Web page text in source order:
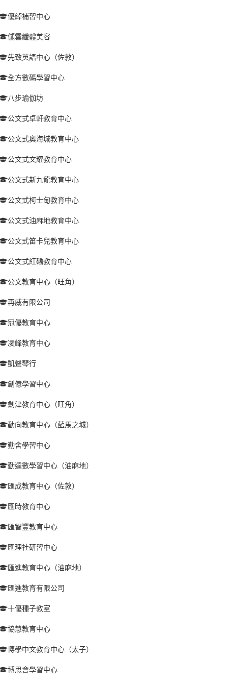
優綽補習中心
儷雲纖體美容
先致英語中心（佐敦）
全方數碼學習中心
八步瑜伽坊
公文式卓軒教育中心
公文式奧海城教育中心
公文式文耀教育中心
公文式新九龍教育中心
公文式柯士甸教育中心
公文式油麻地教育中心
公文式笛卡兒教育中心
公文式紅磡教育中心
公文教育中心（旺角）
再威有限公司
冠優教育中心
凌峰教育中心
凱聲琴行
創億學習中心
劍津教育中心（旺角）
動向教育中心（藍馬之城）
勤舍學習中心
勤達數學習中心（油麻地）
匯成教育中心（佐敦）
匯時教育中心
匯智豐教育中心
匯理社研習中心
匯進教育中心（油麻地）
匯進教育有限公司
十優種子教室
協慧教育中心
博學中文教育中心（太子）
博思會學習中心